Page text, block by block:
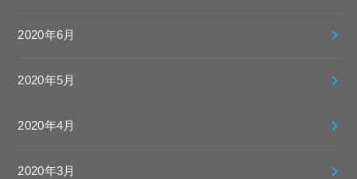
2020年6月
2020年5月
2020年4月
2020年3月